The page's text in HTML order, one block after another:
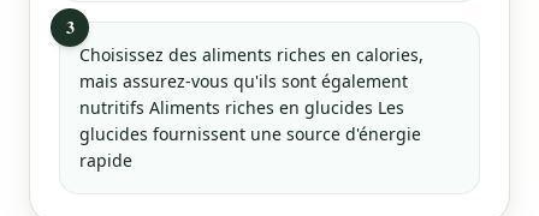
3
Choisissez des aliments riches en calories,
mais assurez-vous qu'ils sont également
nutritifs Aliments riches en glucides Les
glucides fournissent une source d'énergie
rapide